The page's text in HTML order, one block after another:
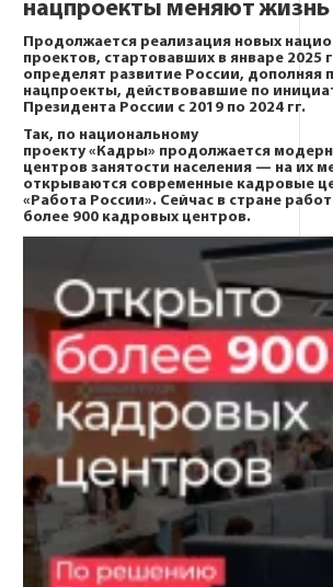
нацпроекты меняют
Продолжается реализация новых
проектов, стартовавших в январе 2025
определят развитие России,
нацпроекты, действовавшие по
Президента России с 2019 по 2024 гг.
Так, по национальному
проекту «Кадры» продолжается
центров занятости населения — на их
открываются современные кадровые
«Работа России». Сейчас в стране
более 900 кадровых центров.